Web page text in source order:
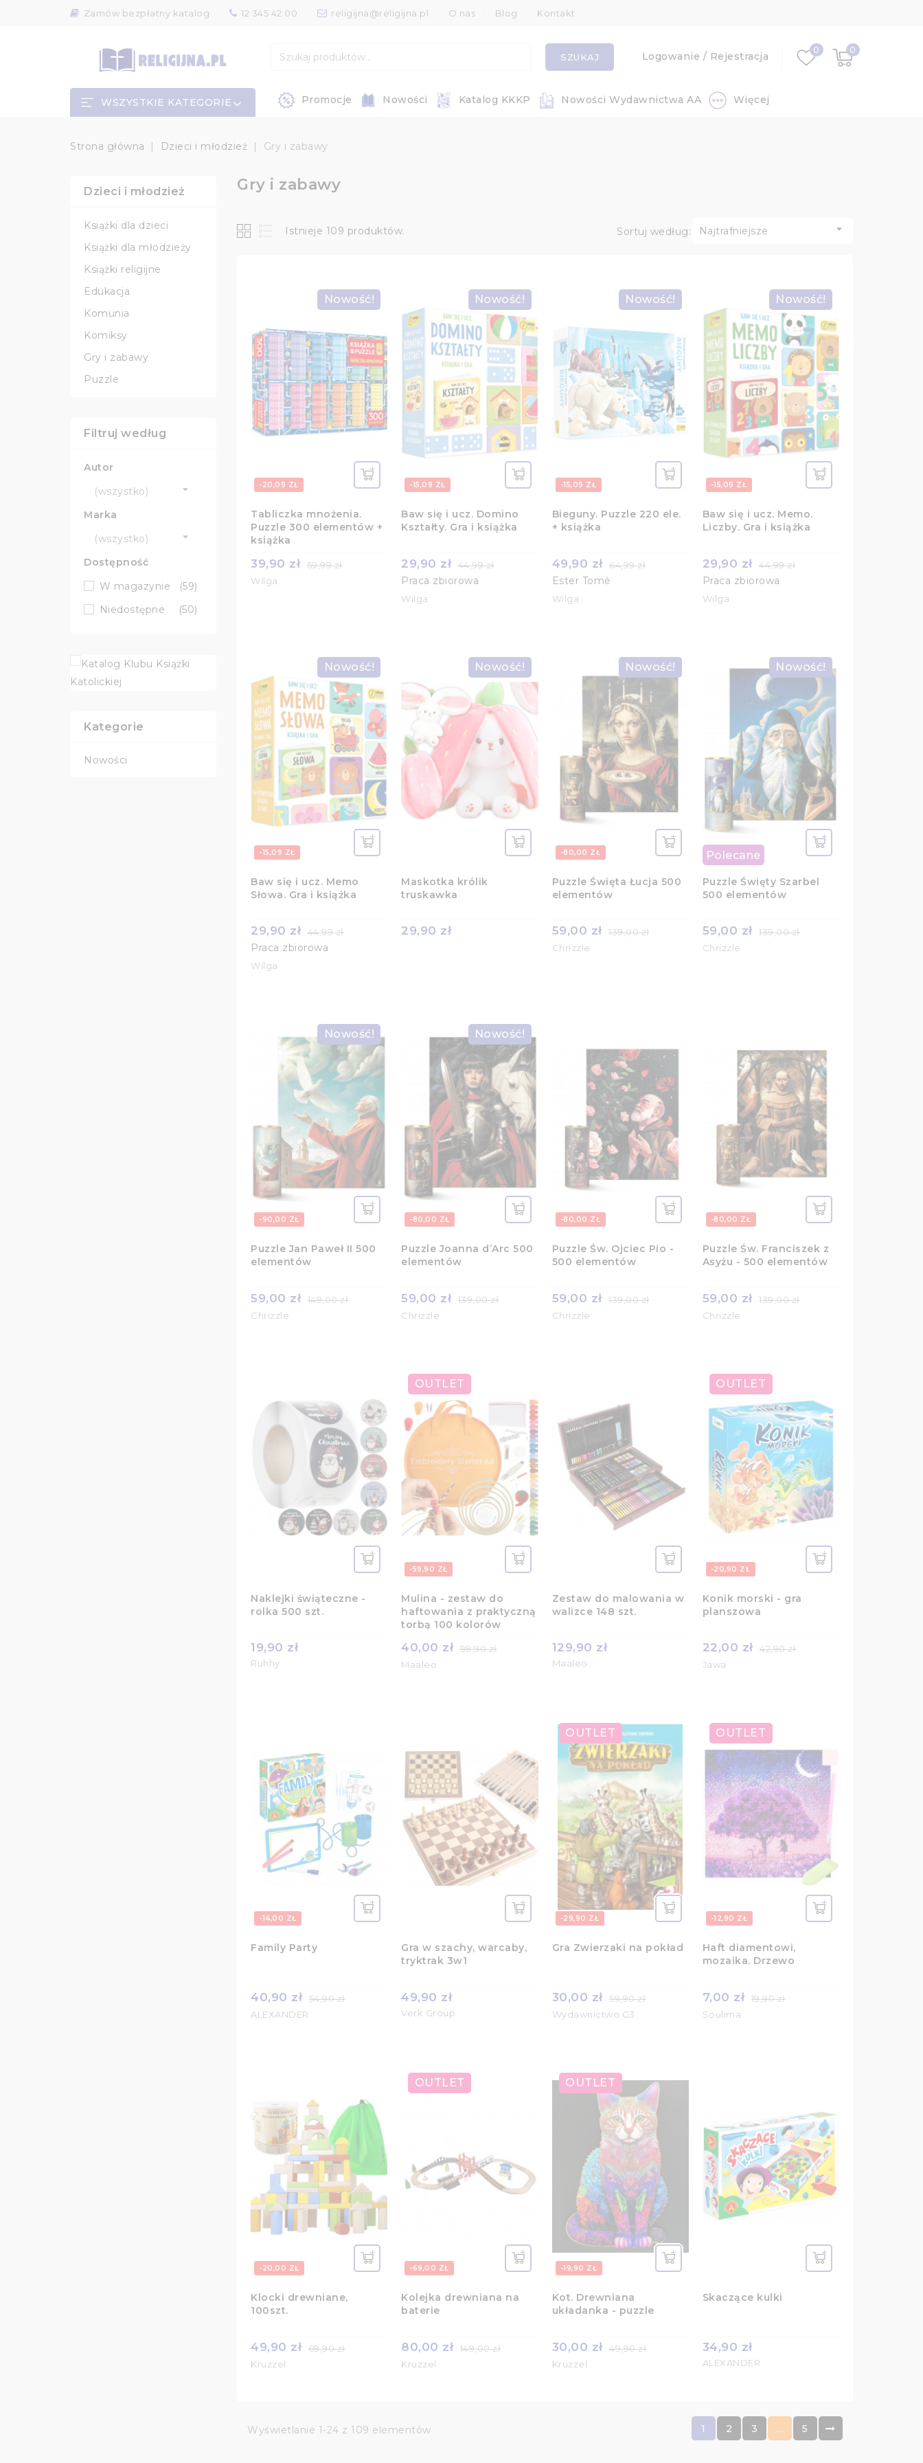
Zamów bezpłatny katalog 12 345 42 00 religijna@religijna.pl O nas Blog Kontakt
0
0
Logowanie / Rejestracja
SZUKAJ
WSZYSTKIE KATEGORIE Promocje Nowości Katalog KKKP Nowości Wydawnictwa AA Więcej
Strona główna Dzieci i młodzież Gry i zabawy
Dzieci i młodzież
Książki dla dzieci
Książki dla młodzieży
Książki religijne
Edukacja
Komunia
Komiksy
Gry i zabawy
Puzzle
Filtruj według
Autor
(wszystko)

Marka
(wszystko)

Dostępność
W magazynie
(59)
Niedostępne
(50)
Kategorie
Nowości
Gry i zabawy
Istnieje 109 produktów. Sortuj według: Najtrafniejsze 
-20,09 ZŁ
Nowość!
Tabliczka mnożenia.
Puzzle 300 elementów +
książka
39,90 zł
59,99 zł
Wilga
-15,09 ZŁ
Nowość!
Baw się i ucz. Domino
Kształty. Gra i książka
29,90 zł 44,99 zł
Praca zbiorowa
Wilga
-15,09 ZŁ
Nowość!
Bieguny. Puzzle 220 ele.
+ książka
49,90 zł 64,99 zł
Ester Tomè
Wilga
-15,09 ZŁ
Nowość!
Baw się i ucz. Memo.
Liczby. Gra i książka
29,90 zł 44,99 zł
Praca zbiorowa
Wilga
-15,09 ZŁ
Nowość!
Baw się i ucz. Memo
Słowa. Gra i książka
29,90 zł 44,99 zł
Praca zbiorowa
Wilga
Nowość!
Maskotka królik
truskawka
29,90 zł
-80,00 ZŁ
Nowość!
Puzzle Święta Łucja 500
elementów
59,00 zł
139,00 zł
Chrizzle
-80,00 ZŁ
Polecane
Nowość!
Puzzle Święty Szarbel
500 elementów
59,00 zł
139,00 zł
Chrizzle
-90,00 ZŁ
Nowość!
Puzzle Jan Paweł II 500
elementów
59,00 zł
149,00 zł
Chrizzle
-80,00 ZŁ
Nowość!
Puzzle Joanna d’Arc 500
elementów
59,00 zł
139,00 zł
Chrizzle
-80,00 ZŁ
Puzzle Św. Ojciec Pio -
500 elementów
59,00 zł
139,00 zł
Chrizzle
-80,00 ZŁ
Puzzle Św. Franciszek z
Asyżu - 500 elementów
59,00 zł
139,00 zł
Chrizzle
Naklejki świąteczne -
rolka 500 szt.
19,90 zł
Ruhhy
-59,90 ZŁ
OUTLET
Mulina - zestaw do
haftowania z praktyczną
torbą 100 kolorów
40,00 zł
99,90 zł
Maaleo
Zestaw do malowania w
walizce 148 szt.
129,90 zł
Maaleo
-20,90 ZŁ
OUTLET
Konik morski - gra
planszowa
22,00 zł
42,90 zł
Jawa
-14,00 ZŁ
Family Party
40,90 zł
54,90 zł
ALEXANDER
Gra w szachy, warcaby,
tryktrak 3w1
49,90 zł
Verk Group
-29,90 ZŁ
OUTLET
Gra Zwierzaki na pokład
30,00 zł
59,90 zł
Wydawnictwo G3
-12,90 ZŁ
OUTLET
Haft diamentowi,
mozaika. Drzewo
7,00 zł
19,90 zł
Soulima
-20,00 ZŁ
Klocki drewniane,
100szt.
49,90 zł
69,90 zł
Kruzzel
-69,00 ZŁ
OUTLET
Kolejka drewniana na
baterie
80,00 zł
149,00 zł
Kruzzel
-19,90 ZŁ
OUTLET
Kot. Drewniana
układanka - puzzle
30,00 zł
49,90 zł
Kruzzel
Skaczące kulki
34,90 zł
ALEXANDER
Wyświetlanie 1-24 z 109 elementów 1 2 3 … 5